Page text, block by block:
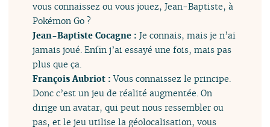
vous connaissez ou vous jouez, Jean-Baptiste, à
Pokémon Go ?
Jean-Baptiste Cocagne :Je connais, mais je n’ai
jamais joué. Enfin j’ai essayé une fois, mais pas
plus que ça.
François Aubriot :Vous connaissez le principe.
Donc c’est un jeu de réalité augmentée. On
dirige un avatar, qui peut nous ressembler ou
pas, et le jeu utilise la géolocalisation, vous